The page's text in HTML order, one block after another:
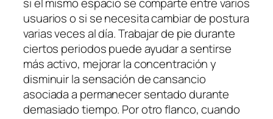
si el mismo espacio se comparte entre varios
usuarios o si se necesita cambiar de postura
varias veces al día. Trabajar de pie durante
ciertos periodos puede ayudar a sentirse
más activo, mejorar la concentración y
disminuir la sensación de cansancio
asociada a permanecer sentado durante
demasiado tiempo. Por otro flanco, cuando